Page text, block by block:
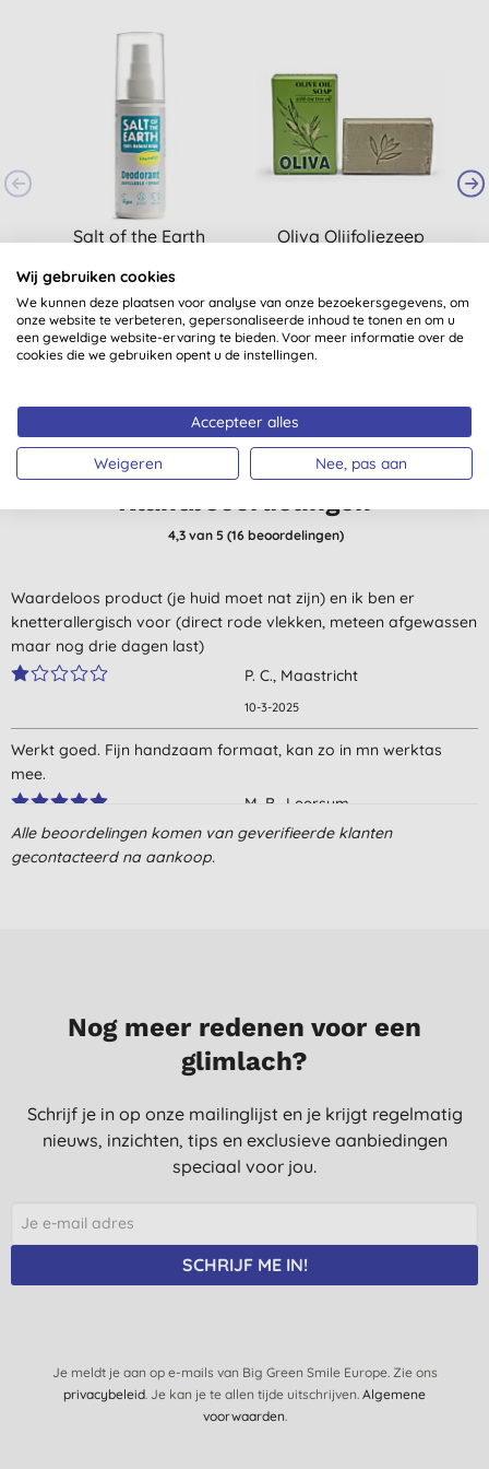
Salt of the Earth
Unscented Deodorant
Spray 100 ml
€ 7,20 KOPEN
Oliva Olijfoliezeep
€ 2,53 KOPEN
Klantbeoordelingen
4,3van 5 (16 beoordelingen)
Waardeloos product (je huid moet nat zijn) en ik ben er
knetterallergisch voor (direct rode vlekken, meteen afgewassen
maar nog drie dagen last)
P. C., Maastricht
10-3-2025
Werkt goed. Fijn handzaam formaat, kan zo in mn werktas
mee.
M. B., Leersum
16-9-2023
24-5-2019
Werkt wel maar is niet handig dat je hem zelf altijd ergens moet
29-4-2019
Product doet wat het moet doen. Denk niet dat ik abnormaal
26-2-2019
Jullie bieden en ruime keuze aan natuurlijke producten voor een
Alle beoordelingen komen van geverifieerde klanten
gecontacteerd na aankoop.
Nog meer redenen voor een
glimlach?
Schrijf je in op onze mailinglijst en je krijgt regelmatig
nieuws, inzichten, tips en exclusieve aanbiedingen
speciaal voor jou.
SCHRIJF ME IN!
Je meldt je aan op e-mails van Big Green Smile Europe. Zie ons
privacybeleid. Je kan je te allen tijde uitschrijven. Algemene
voorwaarden.
Wij gebruiken cookies
We kunnen deze plaatsen voor analyse van onze bezoekersgegevens, om
onze website te verbeteren, gepersonaliseerde inhoud te tonen en om u
een geweldige website-ervaring te bieden. Voor meer informatie over de
cookies die we gebruiken opent u de instellingen.
Accepteer alles
Weigeren Nee, pas aan